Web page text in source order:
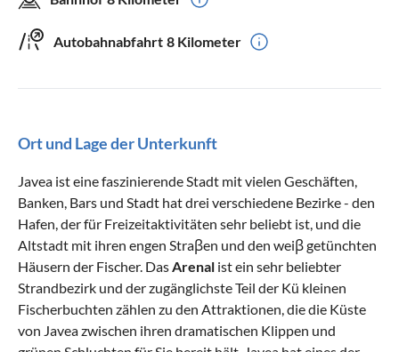
Autobahnabfahrt 8 Kilometer
Ort und Lage der Unterkunft
Javea ist eine faszinierende Stadt mit vielen Geschäften,
Banken, Bars und Stadt hat drei verschiedene Bezirke - den
Hafen, der für Freizeitaktivitäten sehr beliebt ist, und die
Altstadt mit ihren engen Straβen und den weiβ getünchten
Häusern der Fischer. Das Arenal ist ein sehr beliebter
Strandbezirk und der zugänglichste Teil der Kü kleinen
Fischerbuchten zählen zu den Attraktionen, die die Küste
von Javea zwischen ihren dramatischen Klippen und